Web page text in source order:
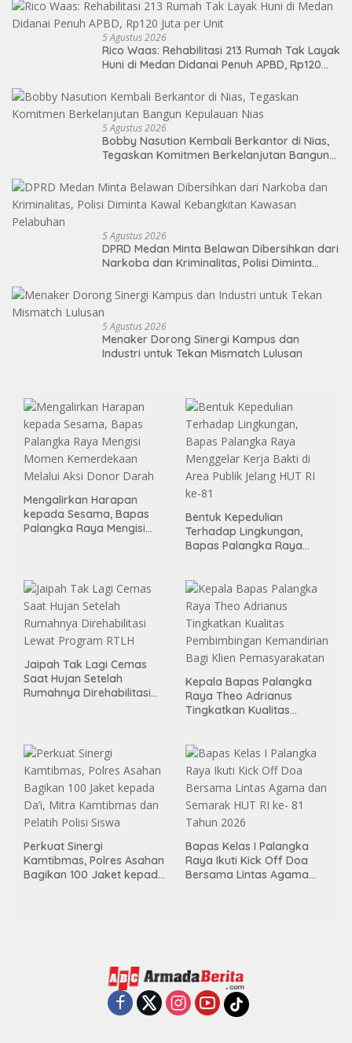
5 Agustus 2026
Rico Waas: Rehabilitasi 213 Rumah Tak Layak
Huni di Medan Didanai Penuh APBD, Rp120
5 Agustus 2026
Bobby Nasution Kembali Berkantor di Nias,
Tegaskan Komitmen Berkelanjutan Bangun
5 Agustus 2026
DPRD Medan Minta Belawan Dibersihkan dari
Narkoba dan Kriminalitas, Polisi Diminta
5 Agustus 2026
Menaker Dorong Sinergi Kampus dan
Industri untuk Tekan Mismatch Lulusan
Mengalirkan Harapan
kepada Sesama, Bapas
Palangka Raya Mengisi
Bentuk Kepedulian
Terhadap Lingkungan,
Bapas Palangka Raya
ke-81
Jaipah Tak Lagi Cemas
Saat Hujan Setelah
Rumahnya Direhabilitasi
Kepala Bapas Palangka
Raya Theo Adrianus
Tingkatkan Kualitas
Pemasyarakatan
Perkuat Sinergi
Kamtibmas, Polres Asahan
Bagikan 100 Jaket kepada
Bapas Kelas I Palangka
Raya Ikuti Kick Off Doa
Bersama Lintas Agama